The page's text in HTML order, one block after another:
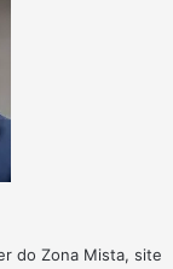
do Zona Mista, site